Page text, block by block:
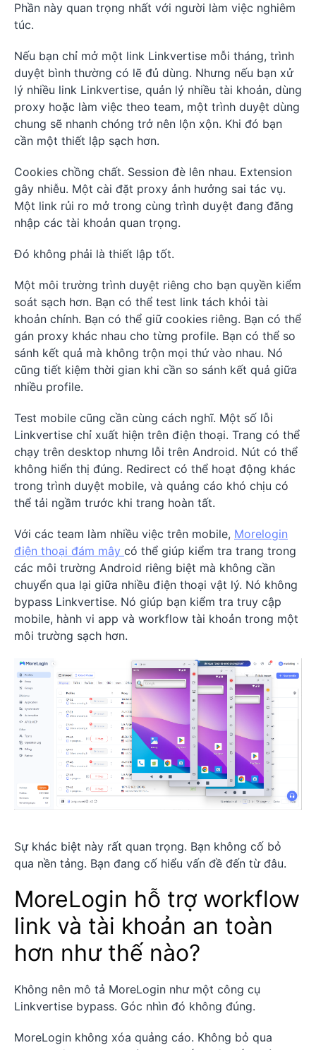
Phần này quan trọng nhất với người làm việc nghiêm
túc.
Nếu bạn chỉ mở một link Linkvertise mỗi tháng, trình
duyệt bình thường có lẽ đủ dùng. Nhưng nếu bạn xử
lý nhiều link Linkvertise, quản lý nhiều tài khoản, dùng
proxy hoặc làm việc theo team, một trình duyệt dùng
chung sẽ nhanh chóng trở nên lộn xộn. Khi đó bạn
cần một thiết lập sạch hơn.
Cookies chồng chất. Session đè lên nhau. Extension
gây nhiễu. Một cài đặt proxy ảnh hưởng sai tác vụ.
Một link rủi ro mở trong cùng trình duyệt đang đăng
nhập các tài khoản quan trọng.
Đó không phải là thiết lập tốt.
Một môi trường trình duyệt riêng cho bạn quyền kiểm
soát sạch hơn. Bạn có thể test link tách khỏi tài
khoản chính. Bạn có thể giữ cookies riêng. Bạn có thể
gán proxy khác nhau cho từng profile. Bạn có thể so
sánh kết quả mà không trộn mọi thứ vào nhau. Nó
cũng tiết kiệm thời gian khi cần so sánh kết quả giữa
nhiều profile.
Test mobile cũng cần cùng cách nghĩ. Một số lỗi
Linkvertise chỉ xuất hiện trên điện thoại. Trang có thể
chạy trên desktop nhưng lỗi trên Android. Nút có thể
không hiển thị đúng. Redirect có thể hoạt động khác
trong trình duyệt mobile, và quảng cáo khó chịu có
thể tải ngầm trước khi trang hoàn tất.
Với các team làm nhiều việc trên mobile, Morelogin
điện thoại đám mây có thể giúp kiểm tra trang trong
các môi trường Android riêng biệt mà không cần
chuyển qua lại giữa nhiều điện thoại vật lý. Nó không
bypass Linkvertise. Nó giúp bạn kiểm tra truy cập
mobile, hành vi app và workflow tài khoản trong một
môi trường sạch hơn.
Sự khác biệt này rất quan trọng. Bạn không cố bỏ
qua nền tảng. Bạn đang cố hiểu vấn đề đến từ đâu.
MoreLogin hỗ trợ workflow
link và tài khoản an toàn
hơn như thế nào?
Không nên mô tả MoreLogin như một công cụ
Linkvertise bypass. Góc nhìn đó không đúng.
MoreLogin không xóa quảng cáo. Không bỏ qua